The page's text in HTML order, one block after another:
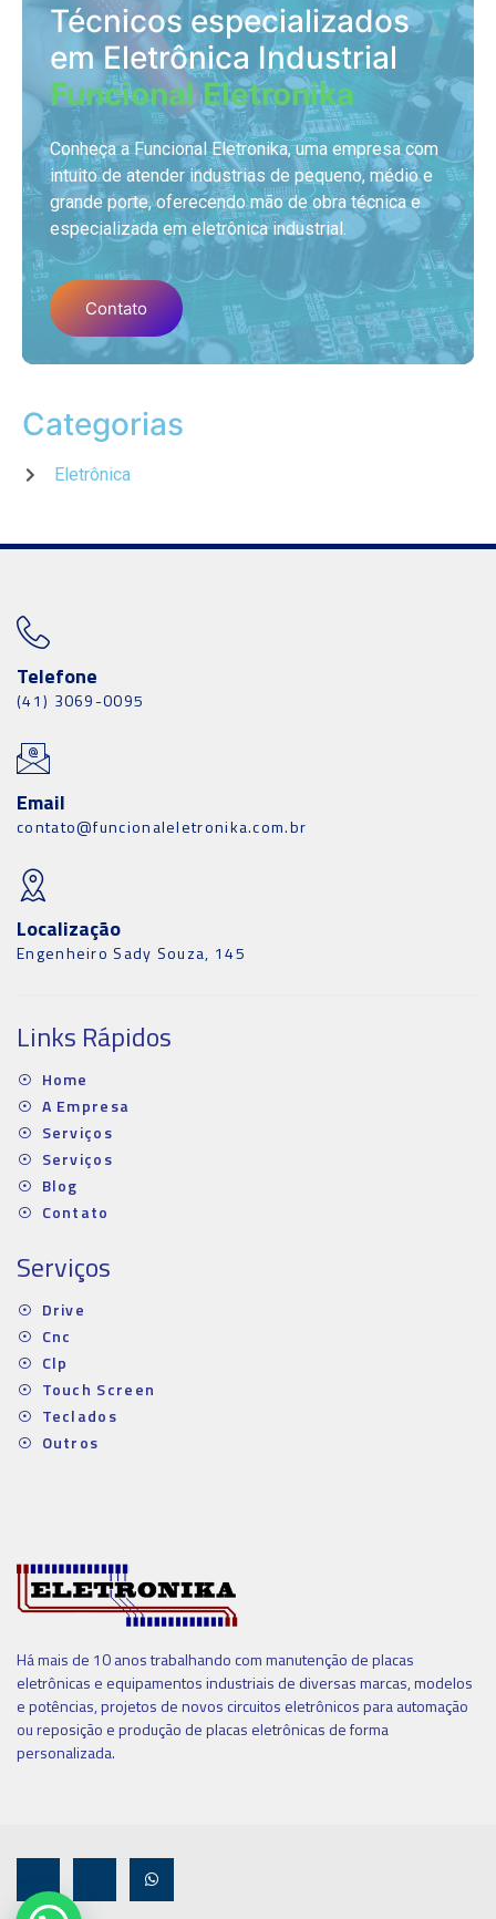
Técnicos especializados
em Eletrônica Industrial
Funcional Eletronika
Conheça a Funcional Eletronika, uma empresa com
intuito de atender industrias de pequeno, médio e
grande porte, oferecendo mão de obra técnica e
especializada em eletrônica industrial.
Contato
Categorias
Eletrônica
Há mais de 10 anos trabalhando com manutenção de placas
eletrônicas e equipamentos industriais de diversas marcas, modelos
e potências, projetos de novos circuitos eletrônicos para automação
ou reposição e produção de placas eletrônicas de forma
personalizada.
Telefone
(41) 3069-0095
Email
contato@funcionaleletronika.com.br
Localização
Engenheiro Sady Souza, 145
Links Rápidos
Home
A Empresa
Serviços
Serviços
Blog
Contato
Serviços
Drive
Cnc
Clp
Touch Screen
Teclados
Outros